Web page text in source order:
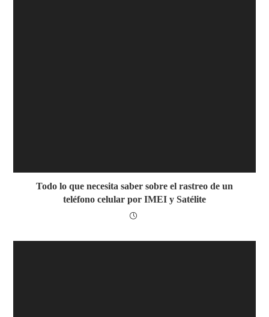
Todo lo que necesita saber sobre el rastreo de un
teléfono celular por IMEI y Satélite